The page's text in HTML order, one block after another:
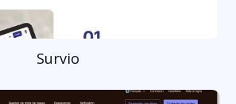
Survio